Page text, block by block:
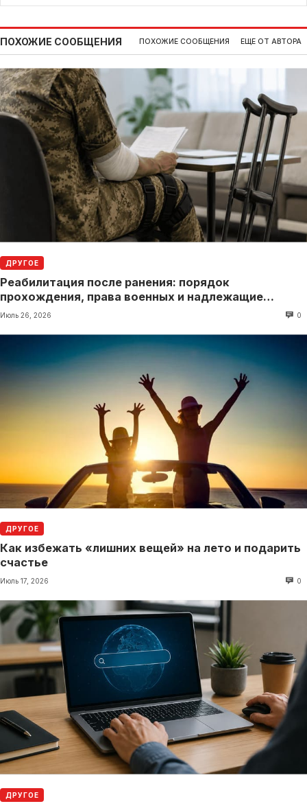
ПОХОЖИЕ СООБЩЕНИЯ ПОХОЖИЕ СООБЩЕНИЯ ЕЩЕ ОТ АВТОРА
ДРУГОЕ
Реабилитация после ранения: порядок
прохождения, права военных и надлежащие
выплаты
Июль 26, 2026 0
ДРУГОЕ
Как избежать «лишних вещей» на лето и подарить
счастье
Июль 17, 2026 0
ДРУГОЕ